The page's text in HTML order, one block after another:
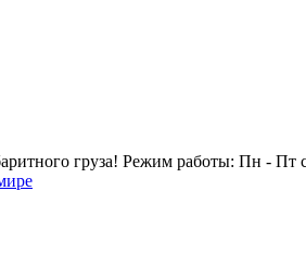
груза! Режим работы: Пн -